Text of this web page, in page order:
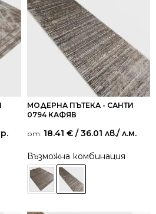
МОДЕРНА ПЪТЕКА - САНТИ
0794 КАФЯВ
от: 18.41 € / 36.01 лв./ л.м.
Възможна комбинация